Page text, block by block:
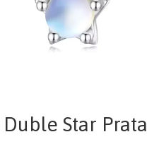
Star Prata